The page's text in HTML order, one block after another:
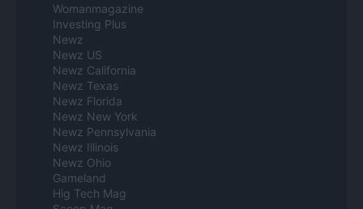
Womanmagazine
Investing Plus
Newz
Newz US
Newz California
Newz Texas
Newz Florida
Newz New York
Newz Pennsylvania
Newz Illinois
Newz Ohio
Gameland
Hig Tech Mag